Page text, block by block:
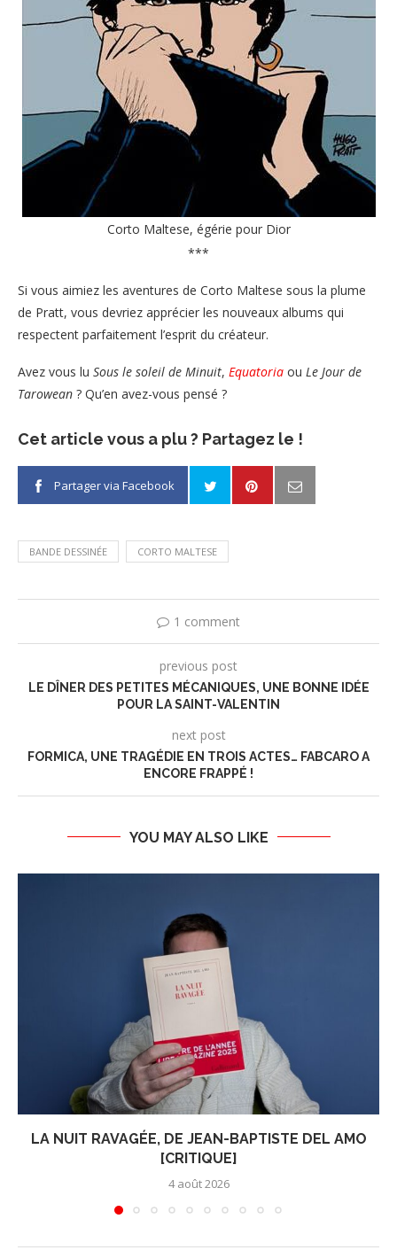
Corto Maltese, égérie pour Dior
***
Si vous aimiez les aventures de Corto Maltese sous la plume
de Pratt, vous devriez apprécier les nouveaux albums qui
respectent parfaitement l’esprit du créateur.
Avez vous lu Sous le soleil de Minuit, Equatoria ou Le Jour de
Tarowean ? Qu’en avez-vous pensé ?
Cet article vous a plu ? Partagez le !
Partager via Facebook
BANDE DESSINÉE CORTO MALTESE
1 comment
previous post
LE DÎNER DES PETITES MÉCANIQUES, UNE BONNE IDÉE
POUR LA SAINT-VALENTIN
next post
FORMICA, UNE TRAGÉDIE EN TROIS ACTES… FABCARO A
ENCORE FRAPPÉ !
YOU MAY ALSO LIKE
LA NUIT RAVAGÉE, DE JEAN-BAPTISTE DEL AMO
[CRITIQUE]
4 août 2026